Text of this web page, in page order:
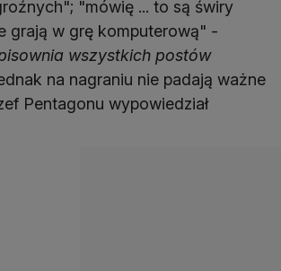
"mówię ... to są świry
grają w grę komputerową" -
wszystkich postów
na nagraniu nie padają ważne
Pentagonu wypowiedział